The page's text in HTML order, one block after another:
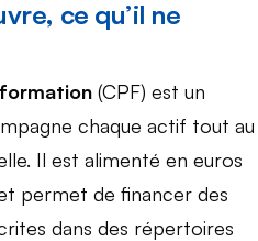
ce qu’il ne
(CPF) est un
chaque actif tout au
Il est alimenté en euros
permet de financer des
dans des répertoires